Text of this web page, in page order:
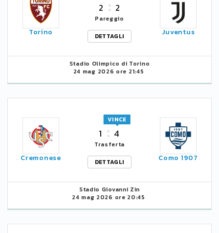
Torino
2 2
Pareggio
DETTAGLI
Juventus
Stadio Olimpico di Torino
24 mag 2026 ore 21:45
Cremonese
1 4
VINCE
Trasferta
DETTAGLI
Como 1907
Stadio Giovanni Zin
24 mag 2026 ore 20:45